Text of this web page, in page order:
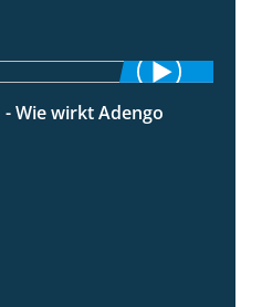
5:53
Wie wirkt Adengo